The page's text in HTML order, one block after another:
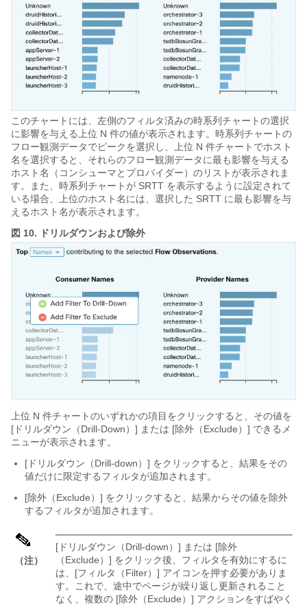
このチャートには、左側のフィルタ済みの時系列チャートの選択
に影響を与える上位 N 件の値が表示されます。時系列チャートの
フロー観測データでピークを選択し、上位 N 件チャートでホスト
名を選択すると、それらのフロー観測データに最も影響を与える
ホスト名（コンシューマとプロバイダー）のリストが表示されま
す。また、時系列チャートが SRTT を表示するように設定されて
いる場合、上位のホスト名には、選択した SRTT に最も影響を与
えるホスト名が表示されます。
図 10.
ドリルダウンおよび除外
上位 N 件チャートのいずれかの項目をクリックすると、その値を
[ドリルダウン（Drill-Down）] または [除外（Exclude）] できるメ
ニューが表示されます。
[ドリルダウン（Drill-down）] をクリックすると、結果をその
値だけに限定するフィルタが追加されます。
[除外（Exclude）] をクリックすると、結果からその値を除外
するフィルタが追加されます。
（注）
[ドリルダウン（Drill-down）] または [除外
（Exclude）] をクリック後、フィルタを有効にするに
は、[フィルタ（Filter）] アイコンを押す必要がありま
す。 これで、途中でページが繰り返し更新されること
なく、複数の [除外（Exclude）] アクションをすばやく